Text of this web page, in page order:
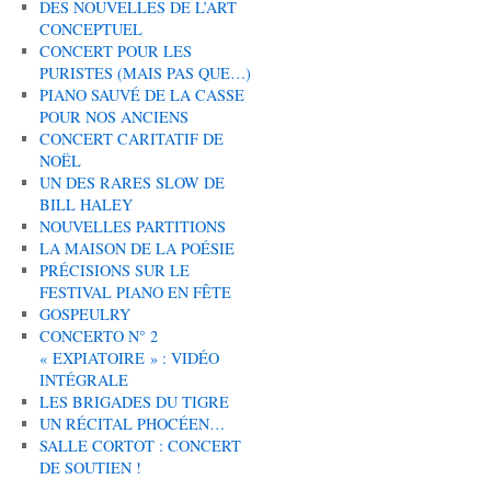
DES NOUVELLES DE L’ART
CONCEPTUEL
CONCERT POUR LES
PURISTES (MAIS PAS QUE…)
PIANO SAUVÉ DE LA CASSE
POUR NOS ANCIENS
CONCERT CARITATIF DE
NOËL
UN DES RARES SLOW DE
BILL HALEY
NOUVELLES PARTITIONS
LA MAISON DE LA POÉSIE
PRÉCISIONS SUR LE
FESTIVAL PIANO EN FÊTE
GOSPEULRY
CONCERTO N° 2
« EXPIATOIRE » : VIDÉO
INTÉGRALE
LES BRIGADES DU TIGRE
UN RÉCITAL PHOCÉEN…
SALLE CORTOT : CONCERT
DE SOUTIEN !